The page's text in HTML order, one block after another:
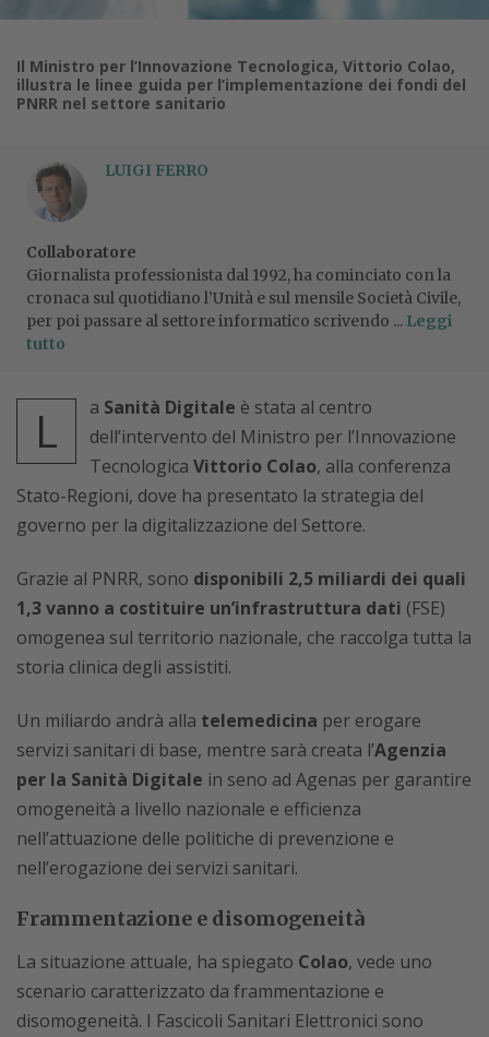
Il Ministro per l’Innovazione Tecnologica, Vittorio Colao,
illustra le linee guida per l’implementazione dei fondi del
PNRR nel settore sanitario
LUIGI FERRO
Collaboratore
Giornalista professionista dal 1992, ha cominciato con la
cronaca sul quotidiano l’Unità e sul mensile Società Civile,
per poi passare al settore informatico scrivendo ... Leggi
tutto
L a Sanità Digitale è stata al centro
dell’intervento del Ministro per l’Innovazione
Tecnologica Vittorio Colao, alla conferenza
Stato-Regioni, dove ha presentato la strategia del
governo per la digitalizzazione del Settore.
Grazie al PNRR, sono disponibili 2,5 miliardi dei quali
1,3 vanno a costituire un’infrastruttura dati (FSE)
omogenea sul territorio nazionale, che raccolga tutta la
storia clinica degli assistiti.
Un miliardo andrà alla telemedicina per erogare
servizi sanitari di base, mentre sarà creata l’Agenzia
per la Sanità Digitale in seno ad Agenas per garantire
omogeneità a livello nazionale e efficienza
nell’attuazione delle politiche di prevenzione e
nell’erogazione dei servizi sanitari.
Frammentazione e disomogeneità
La situazione attuale, ha spiegato Colao, vede uno
scenario caratterizzato da frammentazione e
disomogeneità. I Fascicoli Sanitari Elettronici sono